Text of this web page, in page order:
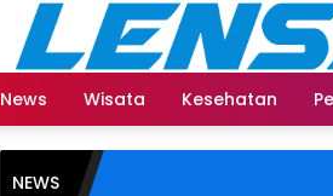
News
Wisata Kesehatan
NEWS